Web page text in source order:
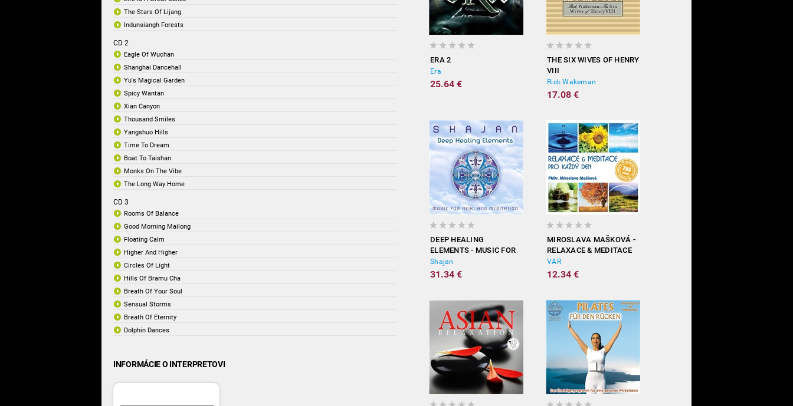
The Stars Of Lijang
Indunsiangh Forests
CD 2
Eagle Of Wuchan
Shanghai Dancehall
Yu's Magical Garden
Spicy Wantan
Xian Canyon
Thousand Smiles
Yangshuo Hills
Time To Dream
Boat To Taishan
Monks On The Vibe
The Long Way Home
CD 3
Rooms Of Balance
Good Morning Mailong
Floating Calm
Higher And Higher
Circles Of Light
Hills Of Bramu Cha
Breath Of Your Soul
Sensual Storms
Breath Of Eternity
Dolphin Dances
INFORMÁCIE O INTERPRETOVI
ERA 2
Era
25.64 €
THE SIX WIVES OF HENRY
VIII
Rick Wakeman
17.08 €
DEEP HEALING
ELEMENTS - MUSIC FOR
REIKI AND MEDITATION
Shajan
31.34 €
MIROSLAVA MAŠKOVÁ -
RELAXACE & MEDITACE
PRO KAŽDÝ DEN
VAR
12.34 €